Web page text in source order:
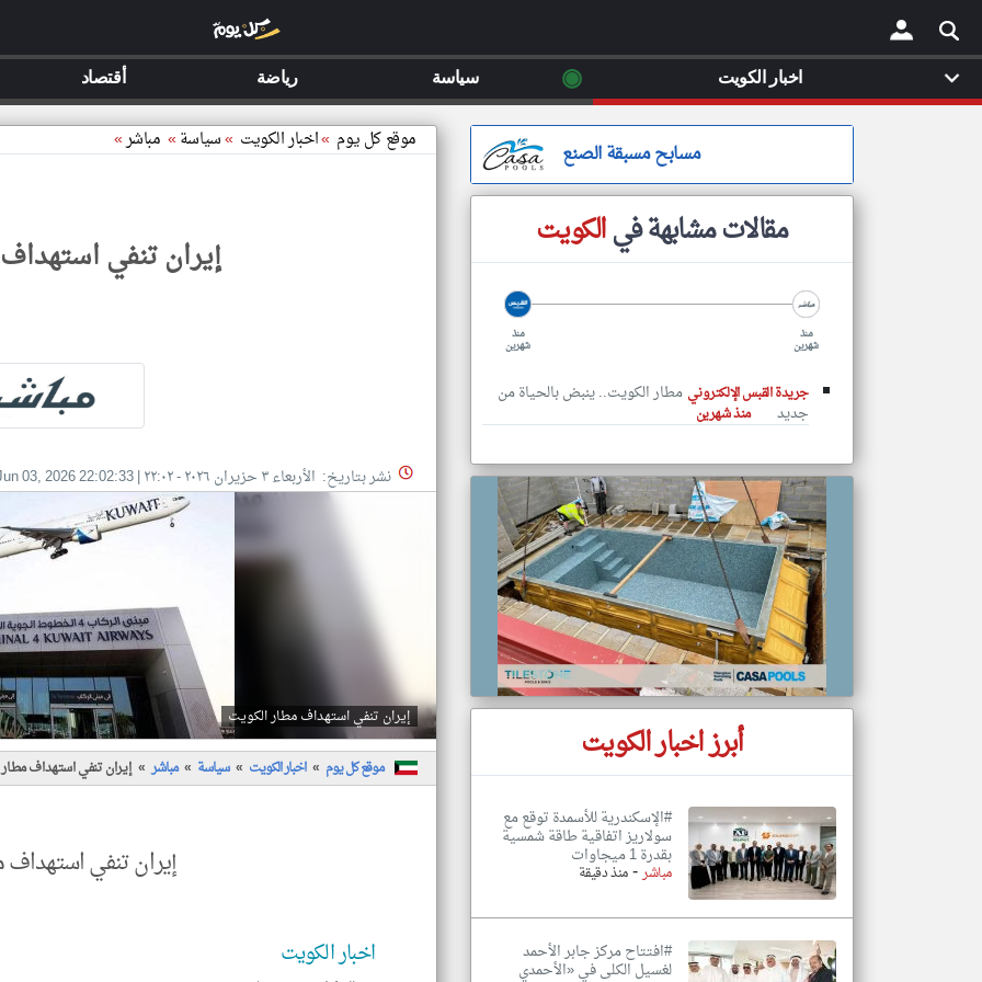
× موقع كل يوم »اخبار الكويت »سياسة» مباشر»
إيران تنفي
نشر بتاريخ: الأربعاء ٣ حزيران ٢٠٢٦ - ٢٢:٠٢ |
03, 2026 22:02:33
إيران تنفي استهداف مطار الكويت
موقع كل يوم اخبار الكويت سياسة مباشر إيران تنفي استهداف
إيران تنفي
اخبار الكويت
مسابح مسبقة الصنع
مقالات مشابهة فيالكويت
منذ
شهرين
منذ
شهرين
جريدة القبس الإلكتروني مطار الكويت.. ينبض بالحياة من
جديد منذ شهرين
أبرز اخبار الكويت
#الإسكندرية للأسمدة توقع مع
سولاريز اتفاقية طاقة شمسية
بقدرة 1 ميجاوات
مباشر-منذ دقيقة
#افتتاح مركز جابر الأحمد
لغسيل الكلى في «الأحمدي
اخبار الكويت ◉ سياسة رياضة أقتصاد